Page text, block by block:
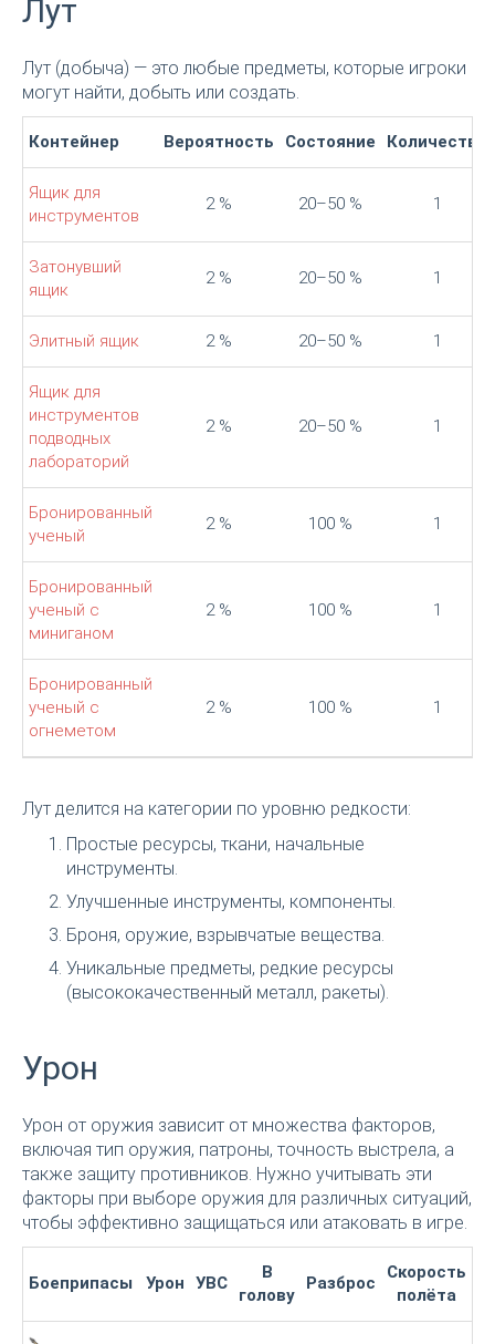
Лут
Лут (добыча) — это любые предметы, которые игроки
могут найти, добыть или создать.
Контейнер Вероятность Состояние Количество
Ящик для
инструментов
2 % 20–50 % 1
Затонувший
ящик
2 % 20–50 % 1
Элитный ящик 2 % 20–50 % 1
Ящик для
инструментов
подводных
лабораторий
2 % 20–50 % 1
Бронированный
ученый
2 % 100 % 1
Бронированный
ученый с
миниганом
2 % 100 % 1
Бронированный
ученый с
огнеметом
2 % 100 % 1
Лут делится на категории по уровню редкости:
Простые ресурсы, ткани, начальные
инструменты.
Улучшенные инструменты, компоненты.
Броня, оружие, взрывчатые вещества.
Уникальные предметы, редкие ресурсы
(высококачественный металл, ракеты).
Урон
Урон от оружия зависит от множества факторов,
включая тип оружия, патроны, точность выстрела, а
также защиту противников. Нужно учитывать эти
факторы при выборе оружия для различных ситуаций,
чтобы эффективно защищаться или атаковать в игре.
Боеприпасы Урон УВС
В
голову
Разброс
Скорость
полёта